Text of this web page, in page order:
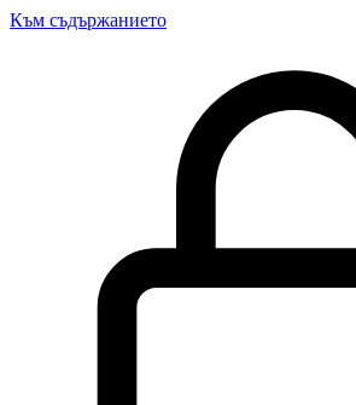
Към съдържанието